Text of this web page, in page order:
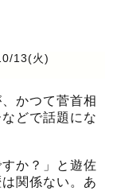
13(火)
かつて菅首相
どで話題にな
か？」と遊佐
関係ない。あ